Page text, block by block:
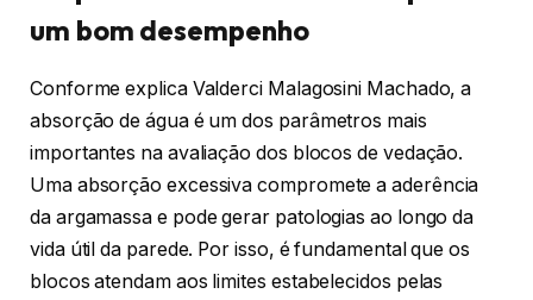
um bom desempenho
Conforme explica Valderci Malagosini Machado, a
absorção de água é um dos parâmetros mais
importantes na avaliação dos blocos de vedação.
Uma absorção excessiva compromete a aderência
da argamassa e pode gerar patologias ao longo da
vida útil da parede. Por isso, é fundamental que os
blocos atendam aos limites estabelecidos pelas